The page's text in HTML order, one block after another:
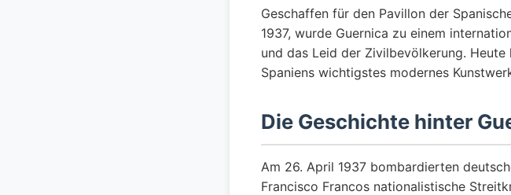
Geschaffen für den Pavillon der
1937, wurde Guernica zu einem
und das Leid der Zivilbevölkerung. Heute
Spaniens wichtigstes modernes
Die Geschichte hinter
Am 26. April 1937 bombardierten
Francisco Francos nationalistische